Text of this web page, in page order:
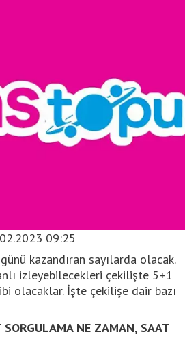
09:25
kazandıran sayılarda olacak.
izleyebilecekleri çekilişte 5+1
olacaklar. İşte çekilişe dair bazı
NE ZAMAN, SAAT